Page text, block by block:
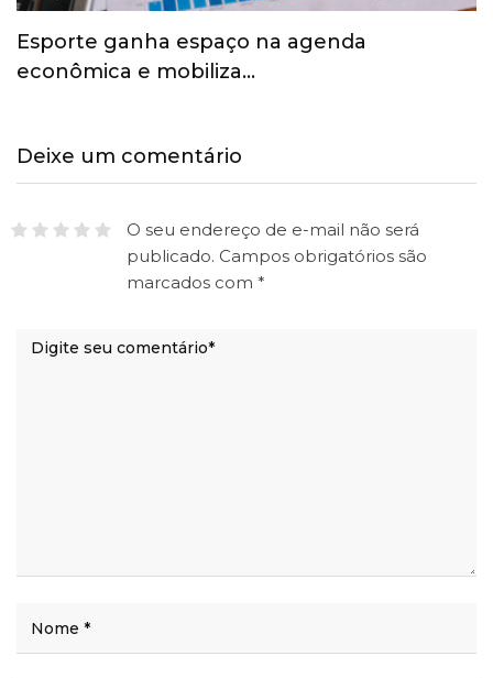
Esporte ganha espaço na agenda
econômica e mobiliza…
Deixe um comentário
O seu endereço de e-mail não será
publicado. Campos obrigatórios são
marcados com *